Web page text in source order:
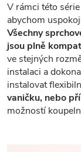
V rámci této
abychom
Všechny
jsou plně
ve stejných
instalaci a
instalovat
vaničku, nebo
možností